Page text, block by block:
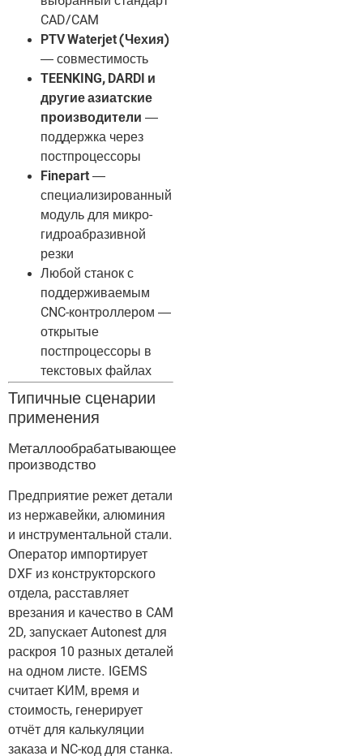
CAD/CAM
PTV Waterjet (Чехия)
— совместимость
TEENKING, DARDI и
другие азиатские
производители —
поддержка через
постпроцессоры
Finepart —
специализированный
модуль для микро-
гидроабразивной
резки
Любой станок с
поддерживаемым
CNC-контроллером —
открытые
постпроцессоры в
текстовых файлах
Типичные сценарии
применения
Металлообрабатывающее
производство
Предприятие режет детали
из нержавейки, алюминия
и инструментальной стали.
Оператор импортирует
DXF из конструкторского
отдела, расставляет
врезания и качество в CAM
2D, запускает Autonest для
раскроя 10 разных деталей
на одном листе. IGEMS
считает KИМ, время и
стоимость, генерирует
отчёт для калькуляции
заказа и NC-код для станка.